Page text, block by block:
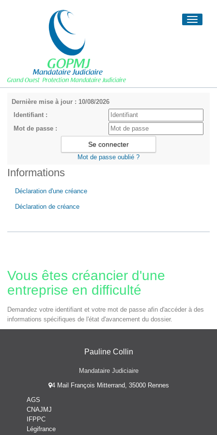
Toggle
Dernière mise à jour : 10/08/2026
Identifiant :
Mot de passe :
Mot de passe oublié ?
Informations
Déclaration d'une créance
Déclaration de créance
Vous êtes créancier d'une
entreprise en difficulté
Demandez votre identifiant et votre mot de passe afin d'accéder à des
informations spécifiques de l'état d'avancement du dossier.
Pauline Collin
Mandataire Judiciaire
4 Mail François Mitterrand, 35000 Rennes
AGS
CNAJMJ
IFPPC
Légifrance